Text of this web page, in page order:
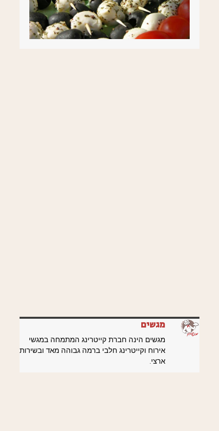
מגשים
מגשים הינה חברת קייטרינג המתמחה במגשי
אירוח וקייטרינג חלבי ברמה גבוהה מאד ובשירות
ארצי.